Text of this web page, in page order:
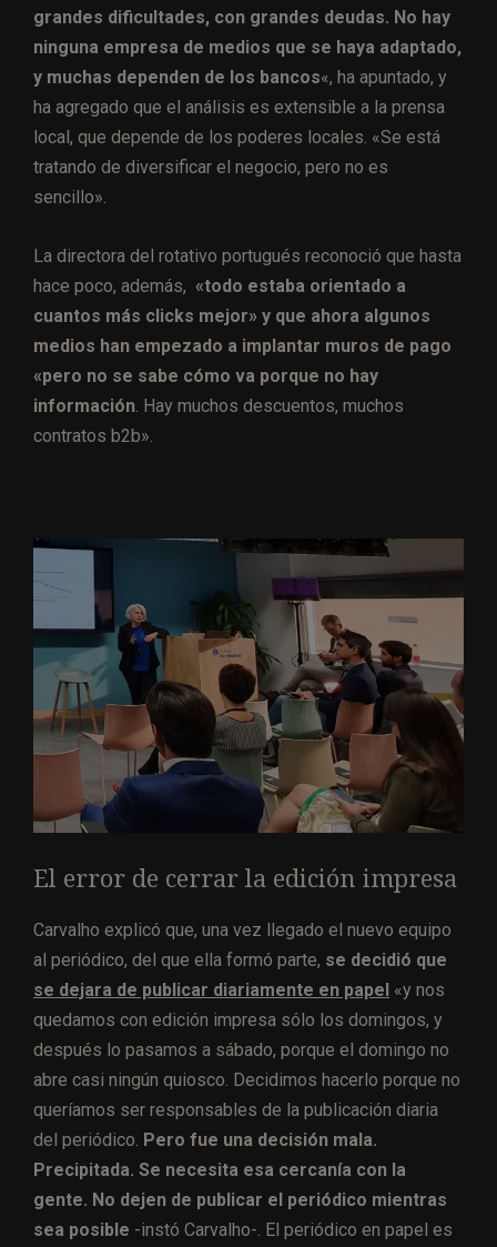
grandes dificultades, con grandes deudas. No hay
ninguna empresa de medios que se haya adaptado,
y muchas dependen de los bancos«, ha apuntado, y
ha agregado que el análisis es extensible a la prensa
local, que depende de los poderes locales. «Se está
tratando de diversificar el negocio, pero no es
sencillo».
La directora del rotativo portugués reconoció que hasta
hace poco, además, «todo estaba orientado a
cuantos más clicks mejor» y que ahora algunos
medios han empezado a implantar muros de pago
«pero no se sabe cómo va porque no hay
información. Hay muchos descuentos, muchos
contratos b2b».
El error de cerrar la edición impresa
Carvalho explicó que, una vez llegado el nuevo equipo
al periódico, del que ella formó parte, se decidió que
se dejara de publicar diariamente en papel «y nos
quedamos con edición impresa sólo los domingos, y
después lo pasamos a sábado, porque el domingo no
abre casi ningún quiosco. Decidimos hacerlo porque no
queríamos ser responsables de la publicación diaria
del periódico. Pero fue una decisión mala.
Precipitada. Se necesita esa cercanía con la
gente. No dejen de publicar el periódico mientras
sea posible -instó Carvalho-. El periódico en papel es